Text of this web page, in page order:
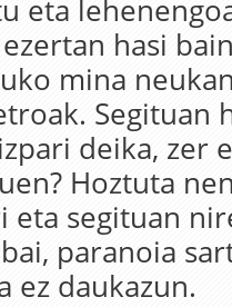
eta
hasi
mina
Segituan
deika, zer
Hoztuta
eta segituan
paranoia
ez daukazun.